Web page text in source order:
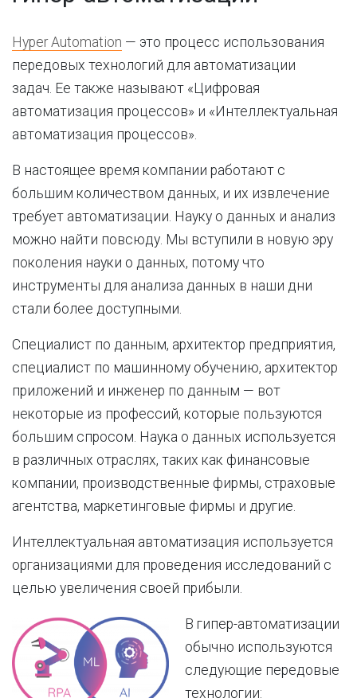
Hyper Automation — это процесс использования
передовых технологий для автоматизации
задач. Ее также называют «Цифровая
автоматизация процессов» и «Интеллектуальная
автоматизация процессов».
В настоящее время компании работают с
большим количеством данных, и их извлечение
требует автоматизации. Науку о данных и анализ
можно найти повсюду. Мы вступили в новую эру
поколения науки о данных, потому что
инструменты для анализа данных в наши дни
стали более доступными.
Специалист по данным, архитектор предприятия,
специалист по машинному обучению, архитектор
приложений и инженер по данным — вот
некоторые из профессий, которые пользуются
большим спросом. Наука о данных используется
в различных отраслях, таких как финансовые
компании, производственные фирмы, страховые
агентства, маркетинговые фирмы и другие.
Интеллектуальная автоматизация используется
организациями для проведения исследований с
целью увеличения своей прибыли.
В гипер-автоматизации
обычно используются
следующие передовые
технологии: